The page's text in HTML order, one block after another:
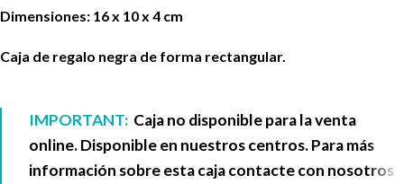
Dimensiones: 16 x 10 x 4 cm
Caja de regalo negra de forma rectangular.
IMPORTANT: Caja no disponible para la venta
online. Disponible en nuestros centros. Para más
información sobre esta caja contacte con nosotros